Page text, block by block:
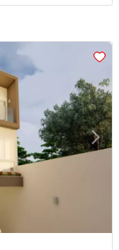
arrow_forward_iosNext